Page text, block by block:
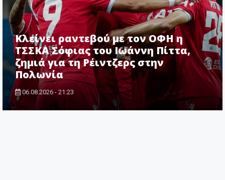
Κλείνει ραντεβού με τον ΟΦΗ η
ΤΣΣΚΑ Σόφιας του Ιωάννη Πίττα,
ζημιά για τη Ρέιντζερς στην
Πολωνία
06.08.2026 - 21:23